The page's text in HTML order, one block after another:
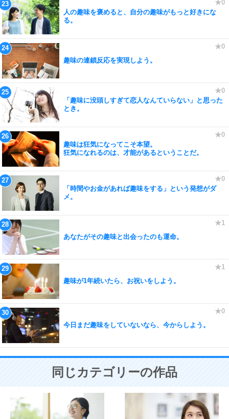
人の趣味を褒めると、自分の趣味がもっと好きにな
る。
趣味の連鎖反応を実現しよう。
「趣味に没頭しすぎて恋人なんていらない」と思った
とき。
趣味は狂気になってこそ本望。
狂気になれるのは、才能があるということだ。
「時間やお金があれば趣味をする」という発想がダ
メ。
あなたがその趣味と出会ったのも運命。
趣味が1年続いたら、お祝いをしよう。
今日まだ趣味をしていないなら、今からしよう。
同じカテゴリーの作品